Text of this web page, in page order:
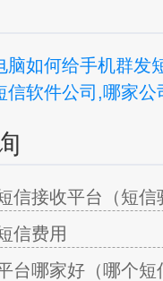
脑如何给手机群发
信软件公司,哪家公
信接收平台（短信
信费用
台哪家好（哪个短